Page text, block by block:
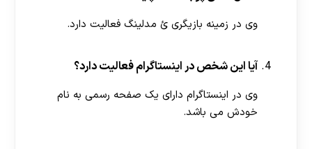
وی در زمینه بازیگری ئ مدلینگ فعالیت دارد.
آیا این شخص در اینستاگرام فعالیت دارد؟
وی در اینستاگرام دارای یک صفحه رسمی به نام
خودش می باشد.